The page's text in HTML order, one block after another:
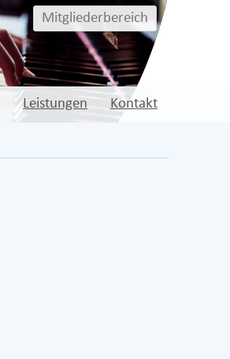
Mitgliederbereich
Leistungen Kontakt